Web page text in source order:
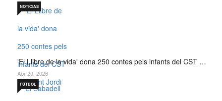
'El Llibre de la vida' dona 250 contes pels infants del CST …
NOTICIAS
Abr 20, 2026
FÚTBOL